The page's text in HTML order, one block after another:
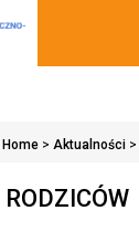
Home > Aktualności >